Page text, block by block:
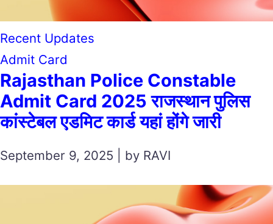
Recent Updates
Admit Card
Rajasthan Police Constable
Admit Card 2025 राजस्थान पुलिस
कांस्टेबल एडमिट कार्ड यहां होंगे जारी
September 9, 2025 | by RAVI